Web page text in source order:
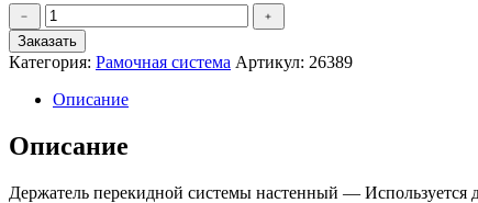
Количество
товара
Держатель
для
перекидной
системы
(акрил),
10
﹣
﹢
Заказать
Категория: Рамочная система Артикул: 26389
Описание
Описание
Держатель перекидной системы настенный —